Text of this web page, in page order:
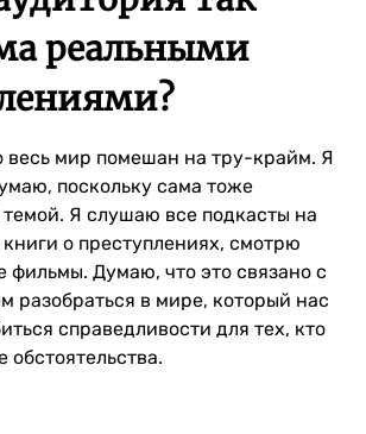
реальными
весь мир помешан на тру-крайм. Я
поскольку сама тоже
Я слушаю все подкасты на
о преступлениях, смотрю
фильмы. Думаю, что это связано с
разобраться в мире, который нас
справедливости для тех, кто